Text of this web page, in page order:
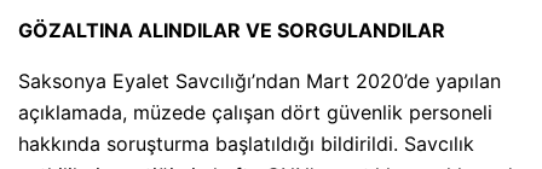
GÖZALTINA ALINDILAR VE SORGULANDILAR
Saksonya Eyalet Savcılığı’ndan Mart 2020’de yapılan
açıklamada, müzede çalışan dört güvenlik personeli
hakkında soruşturma başlatıldığı bildirildi. Savcılık